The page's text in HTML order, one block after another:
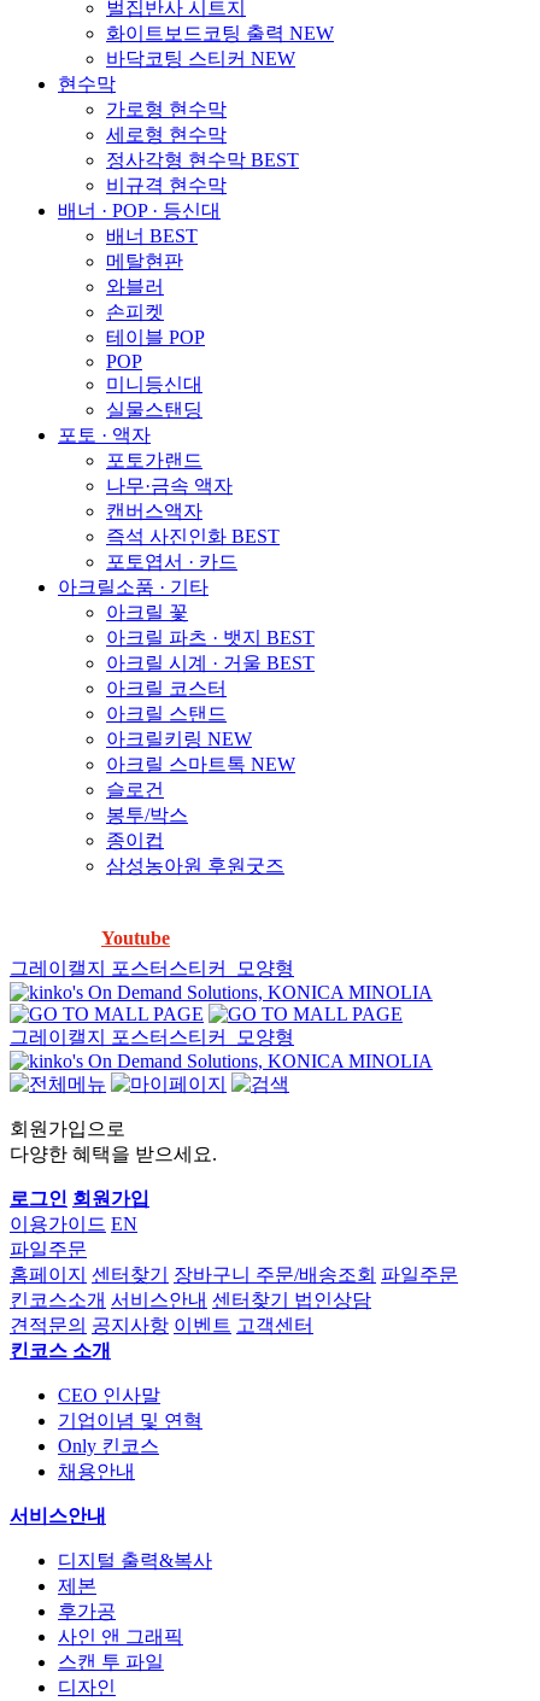
벌집반사 시트지
화이트보드코팅 출력 NEW
바닥코팅 스티커 NEW
현수막
가로형 현수막
세로형 현수막
정사각형 현수막 BEST
비규격 현수막
배너 · POP · 등신대
배너 BEST
메탈현판
와블러
손피켓
테이블 POP
POP
미니등신대
실물스탠딩
포토 · 액자
포토가랜드
나무·금속 액자
캔버스액자
즉석 사진인화 BEST
포토엽서 · 카드
아크릴소품 · 기타
아크릴 꽃
아크릴 파츠 · 뱃지 BEST
아크릴 시계 · 거울 BEST
아크릴 코스터
아크릴 스탠드
아크릴키링 NEW
아크릴 스마트톡 NEW
슬로건
봉투/박스
종이컵
삼성농아원 후원굿즈
Youtube
그레이캘지 포스터스티커_모양형
그레이캘지 포스터스티커_모양형
회원가입으로
다양한 혜택을 받으세요.
로그인 회원가입
이용가이드 EN
파일주문
홈페이지 센터찾기 장바구니 주문/배송조회 파일주문
킨코스소개 서비스안내 센터찾기 법인상담
견적문의 공지사항 이벤트 고객센터
킨코스 소개
CEO 인사말
기업이념 및 연혁
Only 킨코스
채용안내
서비스안내
디지털 출력&복사
제본
후가공
사인 앤 그래픽
스캔 투 파일
디자인